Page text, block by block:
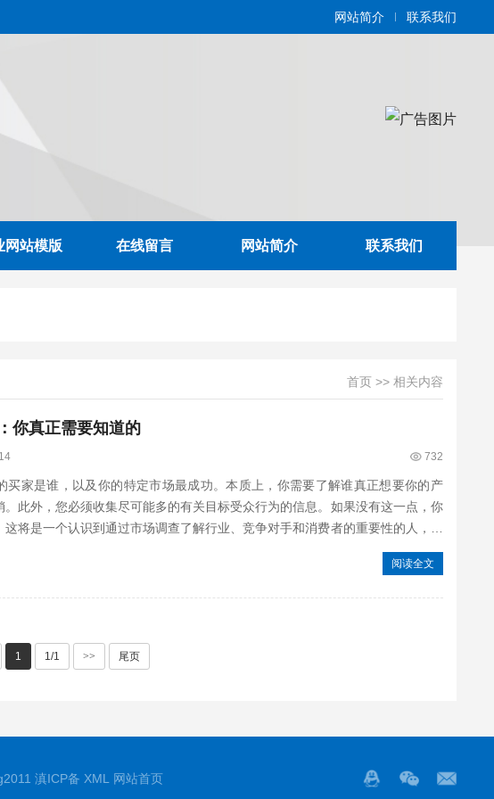
网站简介 联系我们
网站模版 在线留言 网站简介 联系我们
首页 >> 相关内容
你真正需要知道的
732
买家是谁，以及你的特定市场最成功。本质上，你需要了解谁真正想要你的产
。此外，您必须收集尽可能多的有关目标受众行为的信息。如果没有这一点，你
将是一个认识到通过市场调查了解行业、竞争对手和消费者的重要性的人，因
阅读全文
1 1/1 >> 尾页
滇ICP备 XML 网站首页